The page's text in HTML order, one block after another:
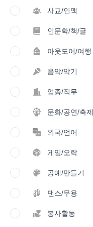
사교/인맥
인문학/책/글
아웃도어/여행
음악/악기
업종/직무
문화/공연/축제
외국/언어
게임/오락
공예/만들기
댄스/무용
봉사활동